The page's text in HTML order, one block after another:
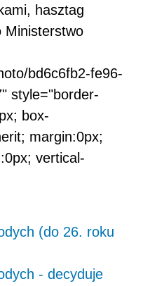
hasztag
Ministerstwo
bd6c6fb2-fe96-
style="border-
box-
margin:0px;
vertical-
(do 26. roku
- decyduje